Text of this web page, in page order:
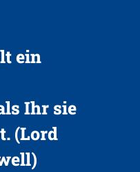
ein
Ihr sie
(Lord